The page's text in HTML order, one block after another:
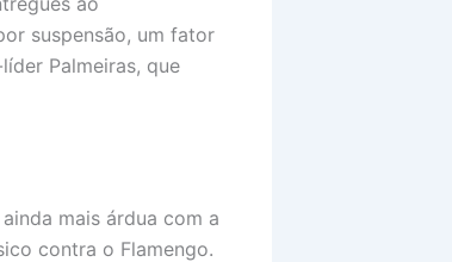
suspensão, um fator
Palmeiras, que
mais árdua com a
contra o Flamengo.